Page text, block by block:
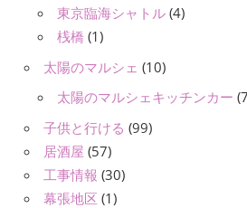
東京臨海シャトル (4)
桟橋 (1)
太陽のマルシェ (10)
太陽のマルシェキッチンカー
子供と行ける (99)
居酒屋 (57)
工事情報 (30)
幕張地区 (1)